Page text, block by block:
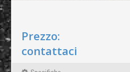
Prezzo:
contattaci